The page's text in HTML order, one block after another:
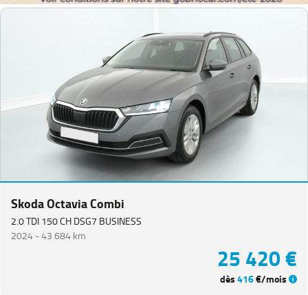
Skoda Octavia Combi
2.0 TDI 150 CH DSG7 BUSINESS
2024 -43 684 km
25 420 €
dès416€/mois